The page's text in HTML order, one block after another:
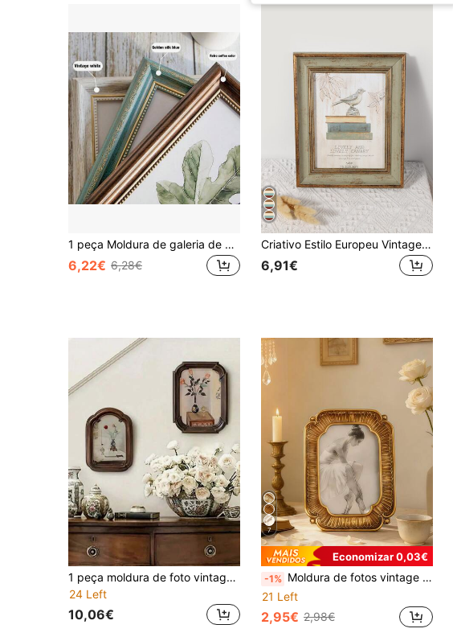
1 peça Moldura de galeria de ouro vintage - Exibição multiuso para parede e mesa adequada para fotos de paisagens, florais, retratos e arquitetura - perfeita para sala de estar, quarto, decoração de entrada
6,22€ 6,28€
Criativo Estilo Europeu Vintage Dourado-Trimmed Molduras
6,91€
1 peça moldura de foto vintage americana para parede moldura de foto de família moldura de foto de resina antiga moldura de exibição de foto suporte de foto para decoração de sala de estar (papel fotográfico aleatório)
24 Left
10,06€
7
Economizar 0,03€
-1% Moldura de fotos vintage dourada de luxo - Uma moldura decorativa elegante em estilo barroco, perfeita para obras de arte relacionadas ao balé. Pode ser usada como item decorativo na penteadeira do quarto e também é um ótimo presente para amantes da arte e entusiastas de decoração.
21 Left
2,95€ 2,98€